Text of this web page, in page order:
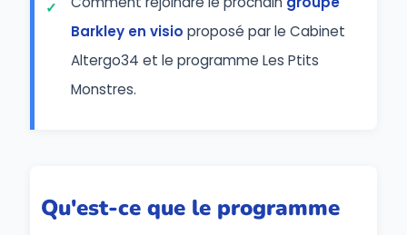
Barkley en visio proposé par le Cabinet
Altergo34 et le programme Les Ptits
Monstres.
Qu'est-ce que le programme